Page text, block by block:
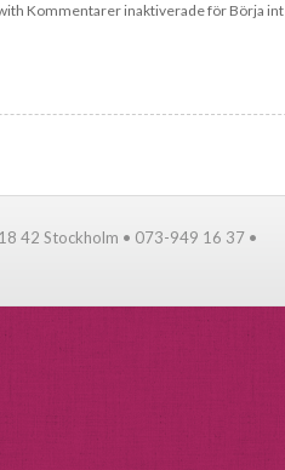
Kommentarer inaktiveradeför Börja
42 Stockholm • 073-949 16 37 •